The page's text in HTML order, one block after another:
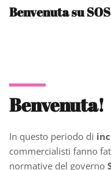
Benvenuta su
Benvenuta!
In questo periodo di
commercialisti fanno
normative del governo